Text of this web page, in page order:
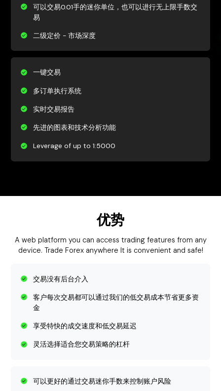
可以交易0.01手的迷你单位，也可以进行无上限手数交
易
二级定价 - 市场深度
一键交易
多订单执行系统
实时交易报告
先进的图表和技术分析功能
Leverage of up to 1:5000
优势
A web platform you can access trading features from any
device. Trade Forex anywhere It is convenient and safe!
交易没有后台介入
客户每次交易都可以通过我们的低交易成本节省更多资
金
享受特快的成交速度和低交易延迟
灵活选择适合您交易策略的杠杆
可以更好的通过交易迷你手数来控制账户风险